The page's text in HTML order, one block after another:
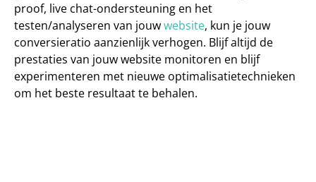
proof, live chat-ondersteuning en het
testen/analyseren van jouw website, kun je jouw
conversieratio aanzienlijk verhogen. Blijf altijd de
prestaties van jouw website monitoren en blijf
experimenteren met nieuwe optimalisatietechnieken
om het beste resultaat te behalen.